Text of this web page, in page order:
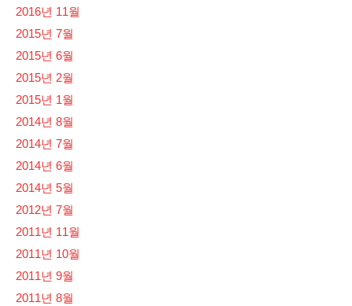
2016년 11월
2015년 7월
2015년 6월
2015년 2월
2015년 1월
2014년 8월
2014년 7월
2014년 6월
2014년 5월
2012년 7월
2011년 11월
2011년 10월
2011년 9월
2011년 8월